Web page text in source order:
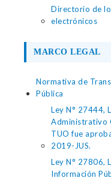
Directorio de
electrónicos
MARCO LEGAL
Normativa de
Pública
Ley N° 27444,
Administrativo
TUO fue
2019-JUS.
Ley N° 27806,
Información